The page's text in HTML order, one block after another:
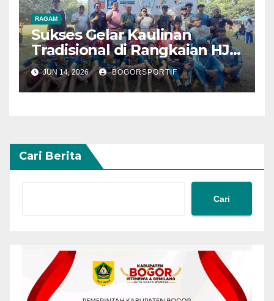
RAGAM
Sukses Gelar Kaulinan
Tradisional di Rangkaian HJB
544
JUN 14, 2026 BOGORSPORTIF
Cari Berita
Cari